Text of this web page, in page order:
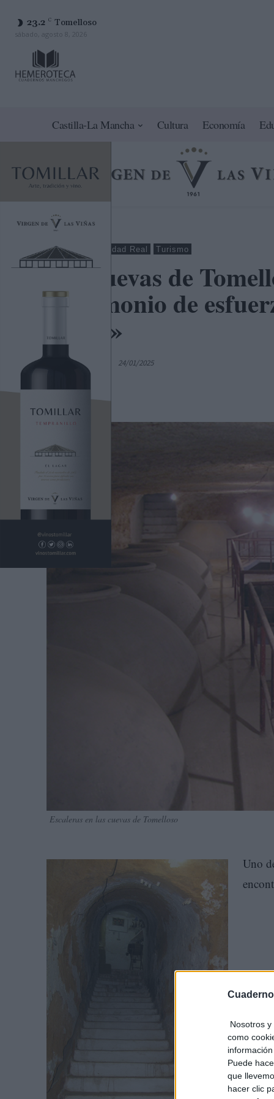
Nosotros
como
Puede
que
hacer clic
23.2 C Tomelloso
sábado, agosto 8, 2026
Castilla-La Mancha Cultura Economía
Tomelloso Ciudad Real Turismo
Las cuevas de
patrimonio de
(XIV)»
Sergio Bernao 24/01/2025
Escaleras en las cuevas de Tomelloso
Uno